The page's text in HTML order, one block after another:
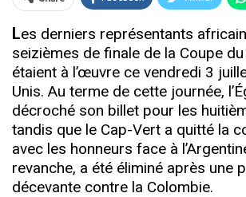
Les derniers représentants
seizièmes de finale de la Coupe
étaient à l’œuvre ce vendredi 3
Unis. Au terme de cette journée,
décroché son billet pour les
tandis que le Cap-Vert a quitté la
avec les honneurs face à
revanche, a été éliminé après une
décevante contre la Colombie.